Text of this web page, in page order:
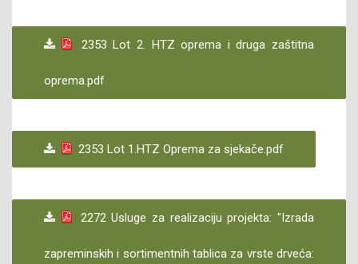
2353 Lot 2. HTZ oprema i druga zaštitna
oprema.pdf
2353 Lot 1.HTZ Oprema za sjekače.pdf
2272 Usluge za realizaciju projekta: "Izrada
zapreminskih i sortimentnih tablica za vrste drveća: